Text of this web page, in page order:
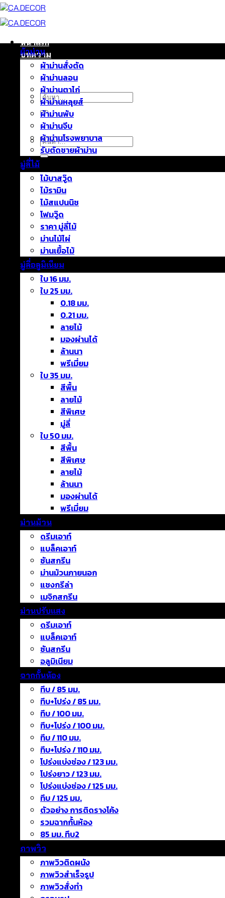
ข้าม
ยัง
หน้าแรก
บทความ
ติดต่อเรา
เกี่ยวกับเรา
ค้นหา:
ค้นหา:
ผ้าม่าน
ผ้าม่านสั่งตัด
ผ้าม่านลอน
ผ้าม่านตาไก่
ผ้าม่านหลุยส์
ผ้าม่านพับ
ผ้าม่านจีบ
ผ้าม่านโรงพยาบาล
รับตัดชายผ้าม่าน
มู่ลี่ไม้
ไม้บาสวู๊ด
ไม้รามิน
ไม้สแปนนิช
โฟมวู๊ด
ราคา มู่ลี่ไม้
ม่านไม้ไผ่
ม่านเยื้อไม้
มู่ลี่อลูมิเนียม
ใบ 16 มม.
ใบ 25 มม.
0.18 มม.
0.21 มม.
ลายไม้
มองผ่านได้
ล้านนา
พรีเมี่ยม
ใบ 35 มม.
สีพื้น
ลายไม้
สีพิเศษ
มู่ลี่
ใบ 50 มม.
สีพื้น
สีพิเศษ
ลายไม้
ล้านนา
มองผ่านได้
พรีเมี่ยม
ม่านม้วน
ดรีมเอาท์
แบล็คเอาท์
ซันสกรีน
ม่านม้วนภายนอก
แชงกรีล่า
เมจิกสกรีน
ม่านปรับแสง
ดรีมเอาท์
แบล็คเอาท์
ซันสกรีน
อลูมิเนียม
ฉากกั้นห้อง
ทึบ / 85 มม.
ทึบ+โปร่ง / 85 มม.
ทึบ / 100 มม.
ทึบ+โปร่ง / 100 มม.
ทึบ / 110 มม.
ทึบ+โปร่ง / 110 มม.
โปร่งแบ่งช่อง / 123 มม.
โปร่งยาว / 123 มม.
โปร่งแบ่งช่อง / 125 มม.
ทึบ / 125 มม.
ตัวอย่าง การติดรางโค้ง
รวมฉากกั้นห้อง
85 มม. ทึบ2
ภาพวิว
ภาพวิวติดผนัง
ภาพวิวสำเร็จรูป
ภาพวิวสั่งทำ